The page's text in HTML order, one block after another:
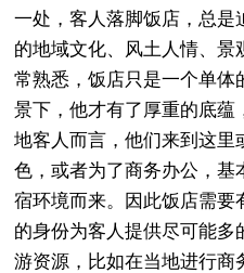
一处，客人落脚饭店，总
的地域文化、风土人情、
常熟悉，饭店只是一个单
景下，他才有了厚重的底
地客人而言，他们来到这
色，或者为了商务办公，基
宿环境而来。因此饭店需要
的身份为客人提供尽可能多
游资源，比如在当地进行商